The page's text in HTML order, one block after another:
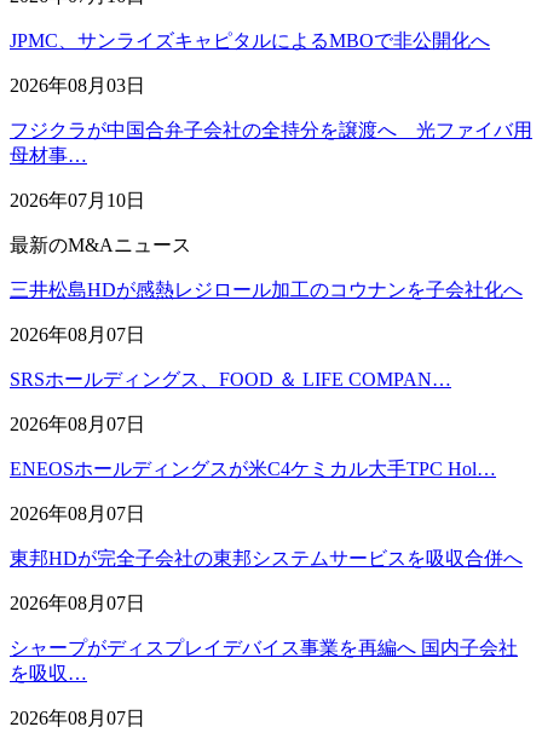
JPMC、サンライズキャピタルによるMBOで非公開化へ
2026年08月03日
フジクラが中国合弁子会社の全持分を譲渡へ 光ファイバ用
母材事…
2026年07月10日
最新のM&Aニュース
三井松島HDが感熱レジロール加工のコウナンを子会社化へ
2026年08月07日
SRSホールディングス、FOOD ＆ LIFE COMPAN…
2026年08月07日
ENEOSホールディングスが米C4ケミカル大手TPC Hol…
2026年08月07日
東邦HDが完全子会社の東邦システムサービスを吸収合併へ
2026年08月07日
シャープがディスプレイデバイス事業を再編へ 国内子会社
を吸収…
2026年08月07日